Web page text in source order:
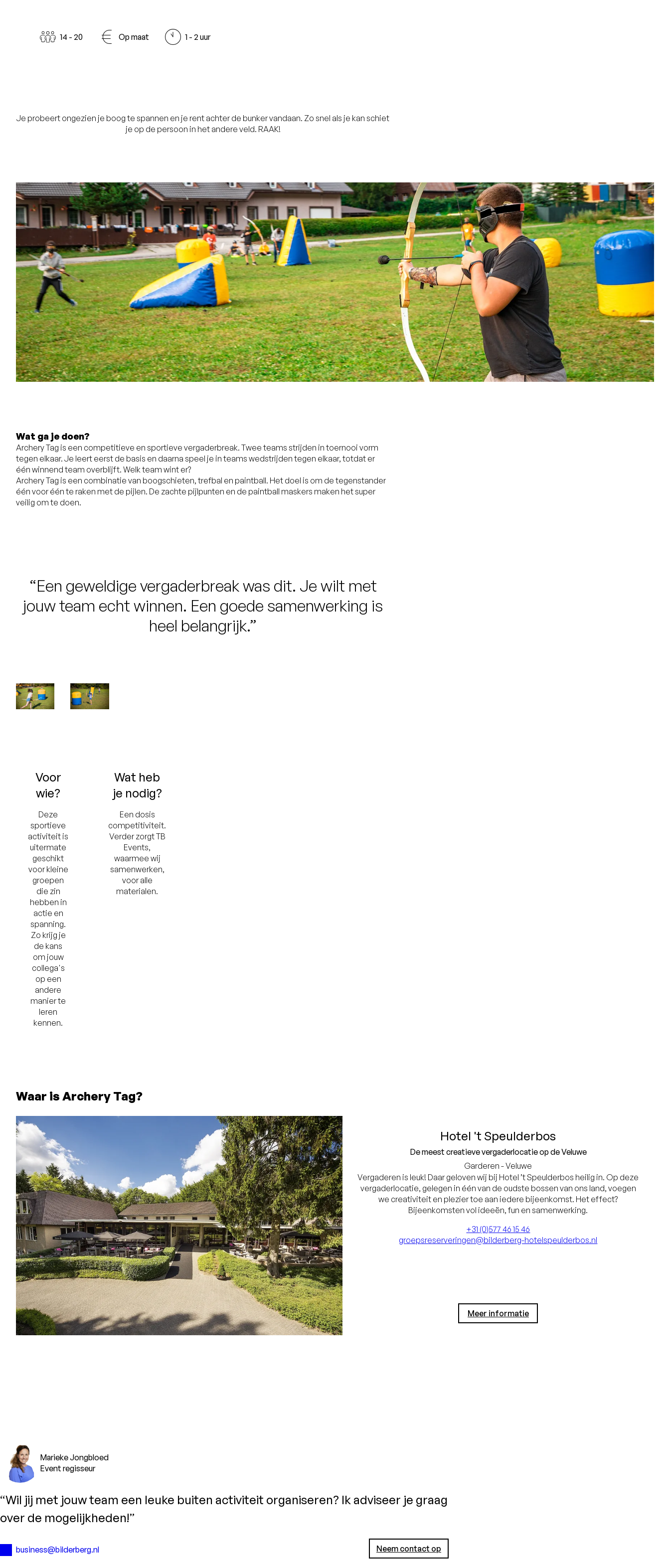
14 - 20 Op maat 1 - 2 uur
Je probeert ongezien je boog te spannen en je rent achter de bunker vandaan. Zo snel als je kan schiet
je op de persoon in het andere veld. RAAK!
Wat ga je doen?
Archery Tag is een competitieve en sportieve vergaderbreak. Twee teams strijden in toernooi vorm
tegen elkaar. Je leert eerst de basis en daarna speel je in teams wedstrijden tegen elkaar, totdat er
één winnend team overblijft. Welk team wint er?
Archery Tag is een combinatie van boogschieten, trefbal en paintball. Het doel is om de tegenstander
één voor één te raken met de pijlen. De zachte pijlpunten en de paintball maskers maken het super
veilig om te doen.
“Een geweldige vergaderbreak was dit. Je wilt met
jouw team echt winnen. Een goede samenwerking is
heel belangrijk.”
Voor
wie?
Deze
sportieve
activiteit is
uitermate
geschikt
voor kleine
groepen
die zin
hebben in
actie en
spanning.
Zo krijg je
de kans
om jouw
collega's
op een
andere
manier te
leren
kennen.
Wat heb
je nodig?
Een dosis
competitiviteit.
Verder zorgt TB
Events,
waarmee wij
samenwerken,
voor alle
materialen.
Waar is Archery Tag?
Hotel 't Speulderbos
De meest creatieve vergaderlocatie op de Veluwe
Garderen - Veluwe
Vergaderen is leuk! Daar geloven wij bij Hotel ’t Speulderbos heilig in. Op deze
vergaderlocatie, gelegen in één van de oudste bossen van ons land, voegen
we creativiteit en plezier toe aan iedere bijeenkomst. Het effect?
Bijeenkomsten vol ideeën, fun en samenwerking.
+31 (0)577 46 15 46
groepsreserveringen@bilderberg-hotelspeulderbos.nl
Meer informatie
Marieke Jongbloed
Event regisseur
“Wil jij met jouw team een leuke buiten activiteit organiseren? Ik adviseer je graag
over de mogelijkheden!”
business@bilderberg.nl Neem contact op